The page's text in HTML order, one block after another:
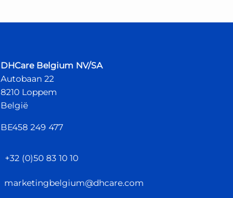
DHCare Belgium NV/SA
Autobaan 22
8210 Loppem
België
BE458 249 477
+32 (0)50 83 10 10
marketingbelgium@dhcare.com